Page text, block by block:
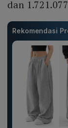
dan
Rekomendasi